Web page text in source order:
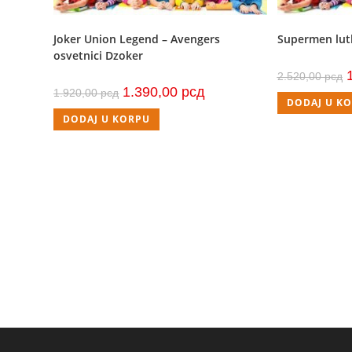
Joker Union Legend – Avengers
osvetnici Dzoker
1.920,00рсд Originalna
cena
je
bila:
1.920,00 рсд.
1.390,00 рсд
cena
DODAJ U KORPU
Supermen
2.520,00рсд
DODAJ U